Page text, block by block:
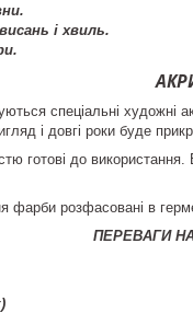
і хвиль.
спеціальні художні
і довгі роки буде
готові до
фарби розфасовані в
ПЕРЕВАГИ